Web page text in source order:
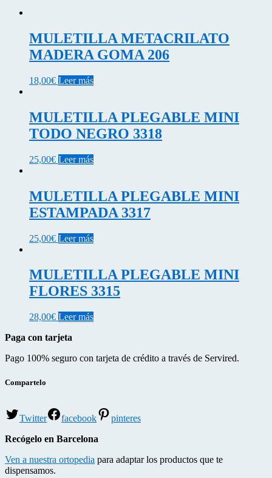
MULETILLA METACRILATO
MADERA GOMA 206
18,00€ Leer más
MULETILLA PLEGABLE MINI
TODO NEGRO 3318
25,00€ Leer más
MULETILLA PLEGABLE MINI
ESTAMPADA 3317
25,00€ Leer más
MULETILLA PLEGABLE MINI
FLORES 3315
28,00€ Leer más
Paga con tarjeta
Pago 100% seguro con tarjeta de crédito a través de Servired.
Compartelo
Twitter facebook
pinteres
Recógelo en Barcelona
Ven a nuestra ortopedia para adaptar los productos que te
dispensamos.